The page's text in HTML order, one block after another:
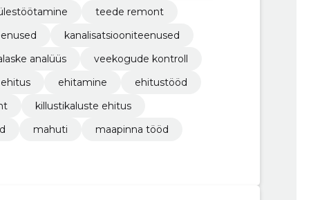
teede remont
kanalisatsiooniteenused
analüüs
veekogude kontroll
ehitus ehitamine
ehitustööd
killustikaluste ehitus
mahuti
maapinna tööd